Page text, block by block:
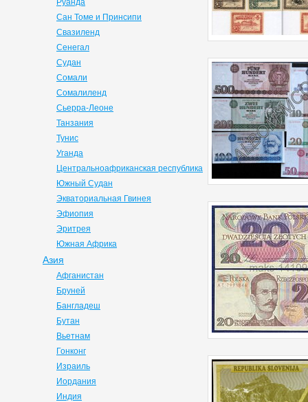
Руанда
Сан Томе и Принсипи
Свазиленд
Сенегал
Судан
Сомали
Сомалиленд
Сьерра-Леоне
Танзания
Тунис
Уганда
Центральноафриканская республика
Южный Судан
Экваториальная Гвинея
Эфиопия
Эритрея
Южная Африка
Азия
Афганистан
Бруней
Бангладеш
Бутан
Вьетнам
Гонконг
Израиль
Иордания
Индия